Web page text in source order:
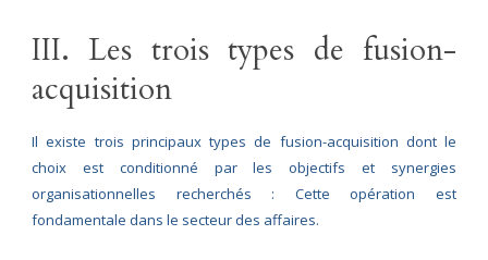
III. Les trois types de fusion-
acquisition
Il existe trois principaux types de fusion-acquisition dont le
choix est conditionné par les objectifs et synergies
organisationnelles recherchés : Cette opération est
fondamentale dans le secteur des affaires.